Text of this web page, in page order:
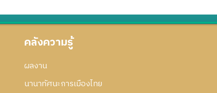
คลังความรู้
ผลงาน
นานาทัศนะการเมืองไทย